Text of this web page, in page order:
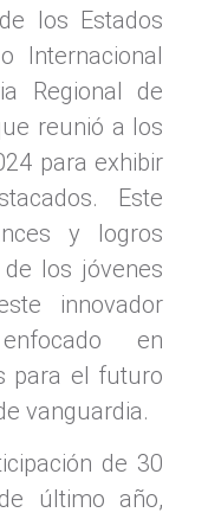
los Estados
Internacional
Regional de
reunió a los
para exhibir
Este
y logros
los jóvenes
innovador
en
para el futuro
vanguardia.
de 30
último año,